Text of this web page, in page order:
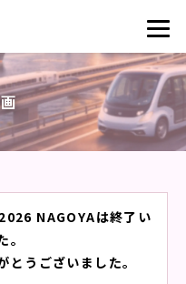
NAGOYAは終了い
。
とうございました。